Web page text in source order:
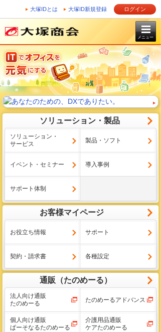
大塚IDとは 大塚ID新規登録 ログイン
メニュー
ソリューション・製品
ソリューション・
サービス
製品・ソフト
イベント・セミナー 導入事例
サポート体制
お客様マイページ
お役立ち情報 サポート
契約・請求書 各種設定
通販（たのめーる）
法人向け通販
たのめーる
たのめーるアドバンス
個人向け通販
ぱーそなるたのめーる
介護用品通販
ケアたのめーる